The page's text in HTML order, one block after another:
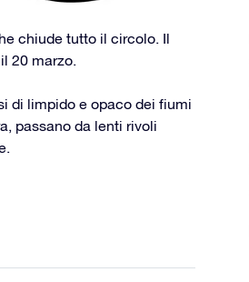
chiude tutto il circolo. Il
20 marzo.
di limpido e opaco dei fiumi
passano da lenti rivoli